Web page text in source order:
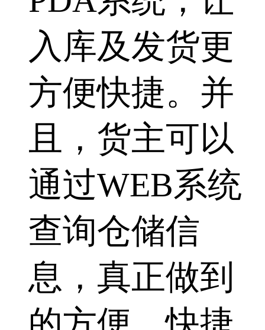
入库及发货更
方便快捷。并
且，货主可以
通过WEB系统
查询仓储信
息，真正做到